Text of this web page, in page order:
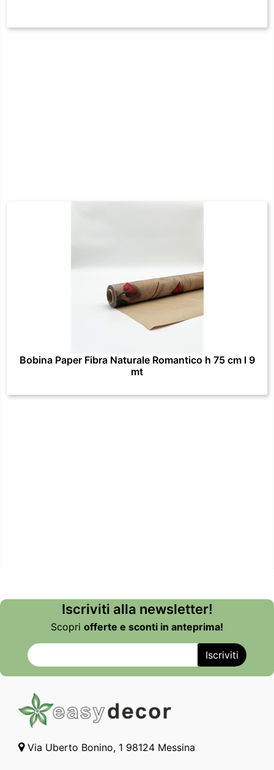
Bobina Paper Fibra Naturale Romantico h 75 cm l 9
mt
Iscriviti alla newsletter!
Scopri offerte e sconti in anteprima!
Via Uberto Bonino, 1 98124 Messina